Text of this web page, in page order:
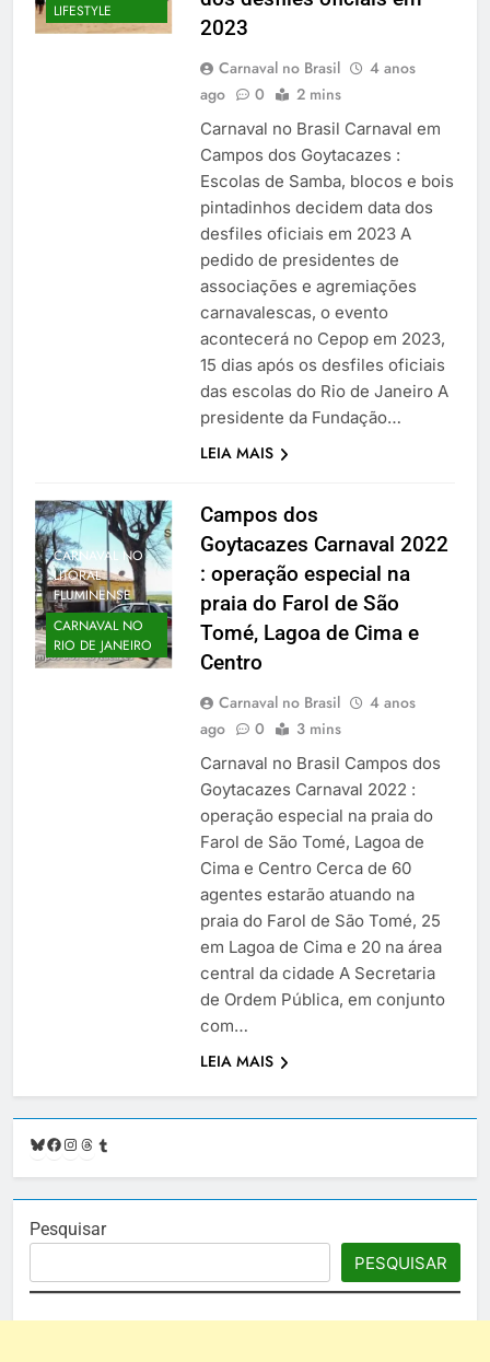
LIFESTYLE
2023
Carnaval no Brasil
4 anos
ago
0 2 mins
Carnaval no Brasil Carnaval em
Campos dos Goytacazes :
Escolas de Samba, blocos e bois
pintadinhos decidem data dos
desfiles oficiais em 2023 A
pedido de presidentes de
associações e agremiações
carnavalescas, o evento
acontecerá no Cepop em 2023,
15 dias após os desfiles oficiais
das escolas do Rio de Janeiro A
presidente da Fundação…
LEIA MAIS
CARNAVAL NO
LITORAL
FLUMINENSE
CARNAVAL NO
RIO DE JANEIRO
Campos dos
Goytacazes Carnaval 2022
: operação especial na
praia do Farol de São
Tomé, Lagoa de Cima e
Centro
Carnaval no Brasil
4 anos
ago
0 3 mins
Carnaval no Brasil Campos dos
Goytacazes Carnaval 2022 :
operação especial na praia do
Farol de São Tomé, Lagoa de
Cima e Centro Cerca de 60
agentes estarão atuando na
praia do Farol de São Tomé, 25
em Lagoa de Cima e 20 na área
central da cidade A Secretaria
de Ordem Pública, em conjunto
com…
LEIA MAIS
Bluesky
Facebook
Instagram
Threads
Pesquisar
PESQUISAR